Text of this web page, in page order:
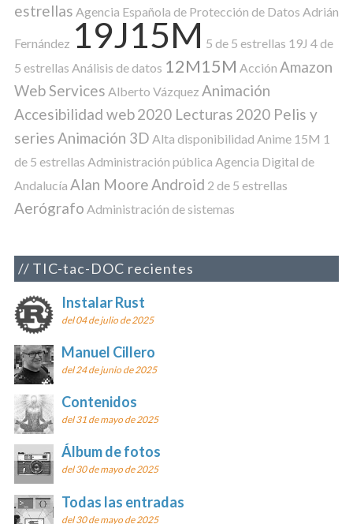
estrellas Agencia Española de Protección de Datos Adrián
Fernández 19J15M 5 de 5 estrellas 19J 4 de
5 estrellas Análisis de datos 12M15M Acción Amazon
Web Services Alberto Vázquez Animación
Accesibilidad web2020 Lecturas 2020 Pelis y
seriesAnimación 3D Alta disponibilidad Anime 15M 1
de 5 estrellas Administración pública Agencia Digital de
Andalucía Alan MooreAndroid 2 de 5 estrellas
Aerógrafo Administración de sistemas
TIC-tac-DOC recientes
Instalar Rust
del 04 de julio de 2025
Manuel Cillero
del 24 de junio de 2025
Contenidos
del 31 de mayo de 2025
Álbum de fotos
del 30 de mayo de 2025
Todas las entradas
del 30 de mayo de 2025